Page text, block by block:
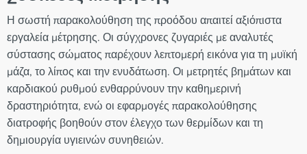
Η σωστή παρακολούθηση της προόδου απαιτεί αξιόπιστα
εργαλεία μέτρησης. Οι σύγχρονες ζυγαριές με αναλυτές
σύστασης σώματος παρέχουν λεπτομερή εικόνα για τη μυϊκή
μάζα, το λίπος και την ενυδάτωση. Οι μετρητές βημάτων και
καρδιακού ρυθμού ενθαρρύνουν την καθημερινή
δραστηριότητα, ενώ οι εφαρμογές παρακολούθησης
διατροφής βοηθούν στον έλεγχο των θερμίδων και τη
δημιουργία υγιεινών συνηθειών.